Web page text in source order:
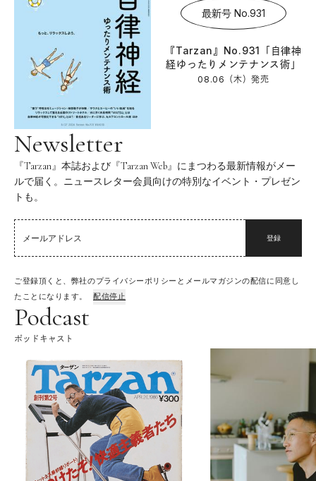
最新号 No.931
『Tarzan』No.931「自律神
経ゆったりメンテナンス術」
08.06（木）発売
Newsletter
『Tarzan』本誌および『Tarzan Web』にまつわる最新情報がメー
ルで届く。ニュースレター会員向けの特別なイベント・プレゼン
トも。
登録
ご登録頂くと、弊社のプライバシーポリシーとメールマガジンの配信に同意し
たことになります。
配信停止
Podcast
ポッドキャスト